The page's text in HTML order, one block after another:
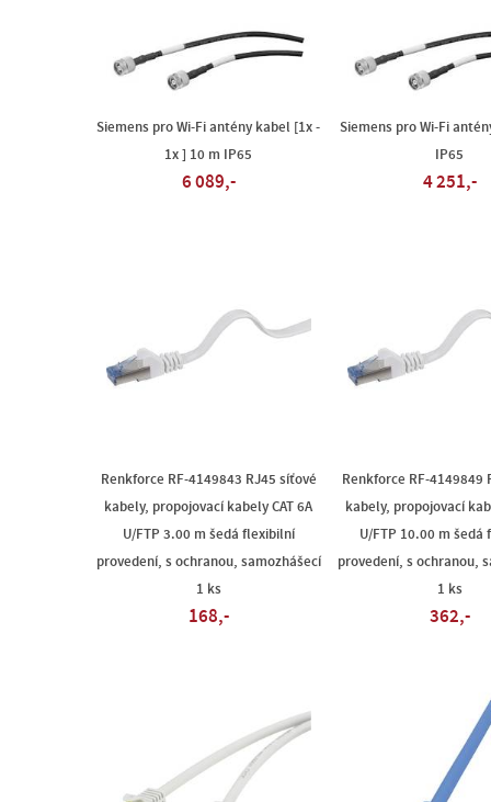
Siemens pro Wi-Fi antény kabel [1x -
1x ] 10 m IP65
6 089,-
Siemens pro Wi-Fi
IP65
4 251,-
Renkforce RF-4149843 RJ45 síťové
kabely, propojovací kabely CAT 6A
U/FTP 3.00 m šedá flexibilní
provedení, s ochranou, samozhášecí
1 ks
168,-
Renkforce RF-4149849
kabely, propojovací
U/FTP 10.00 m šedá
provedení, s ochranou,
1 ks
362,-